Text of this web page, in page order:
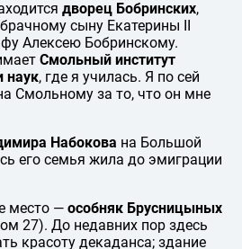
дворец Бобринских,
сыну Екатерины II
Алексею Бобринскому.
Смольный институт
наук, где я училась. Я по сей
Смольному за то, что он мне
Набокова на Большой
его семья жила до эмиграции
место — особняк Брусницыных
27). До недавних пор здесь
красоту декаданса; здание